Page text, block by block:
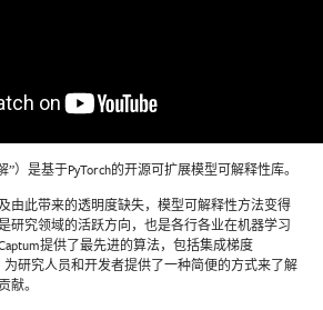
”）是基于PyTorch的开源可扩展模型可解释性库。
由此带来的透明度缺失，模型可解释性方法变得
研究领域的活跃方向，也是各行各业在机器学习
提供了最先进的算法，包括集成梯度
为研究人员和开发者提供了一种简便的方式来了解
献。